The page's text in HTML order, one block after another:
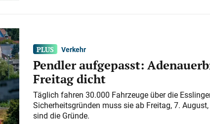
Verkehr
Pendler aufgepasst:
Freitag dicht
Täglich fahren 30.000 Fahrzeuge über die
Sicherheitsgründen muss sie ab Freitag, 7.
sind die Gründe.